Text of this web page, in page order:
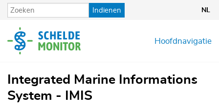
Overslaan
en
de
inhoud
Indienen NL
Hoofdnavigatie
Integrated Marine Informations
System - IMIS